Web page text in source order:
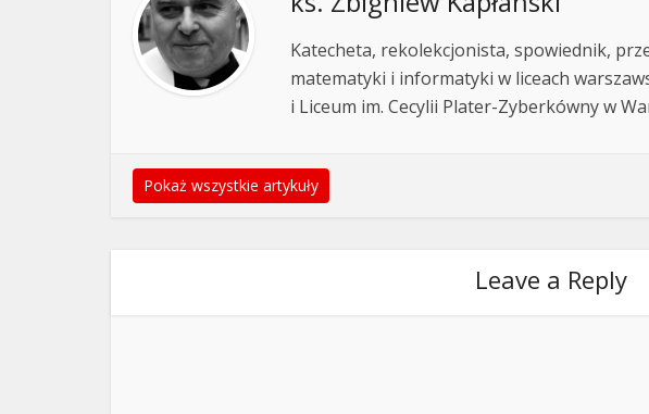
Katecheta, rekolekcjonista, spowiednik,
matematyki i informatyki w liceach
i Liceum im. Cecylii Plater-Zyberkówny w
Pokaż wszystkie artykuły
Leave a Reply